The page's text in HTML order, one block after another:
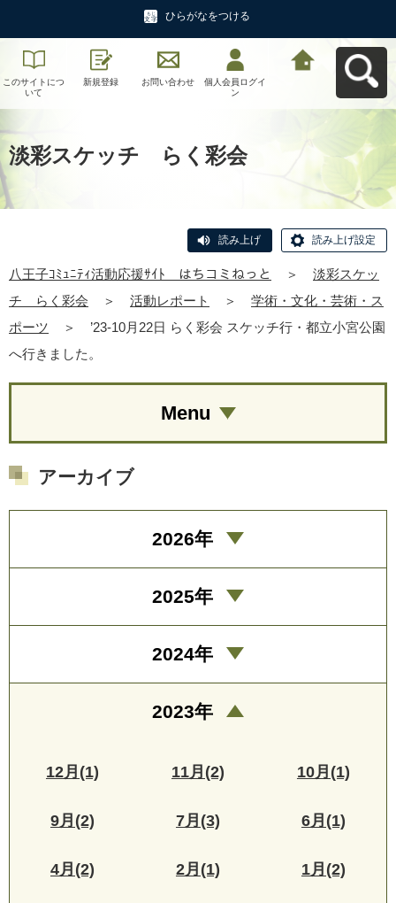
ひらがなをつける
このサイトにつ
いて
新規登録 お問い合わせ
個人会員ログイ
ン
淡彩スケッチ らく彩会
読み上げ 読み上げ設定
八王子ｺﾐｭﾆﾃｨ活動応援ｻｲﾄ はちコミねっと ＞
淡彩スケッ
チ らく彩会
＞ 活動レポート ＞
学術・文化・芸術・ス
ポーツ
＞
’23-10月22日 らく彩会 スケッチ行・都立小宮公園
へ行きました。
Menu
アーカイブ
2026年
2025年
2024年
2023年
12月(1) 11月(2) 10月(1)
9月(2) 7月(3) 6月(1)
4月(2) 2月(1) 1月(2)